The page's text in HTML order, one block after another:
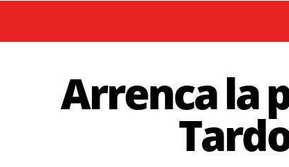
Arrenca la